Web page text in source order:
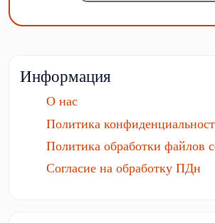
Информация
О нас
Политика
Политика обработки файлов
Согласие на обработку ПДн